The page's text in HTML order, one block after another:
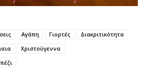
Αγάπη Γιορτές
Διακριτικότητα
Χριστούγεννα